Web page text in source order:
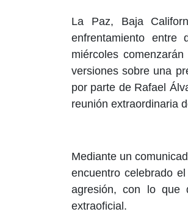
La Paz, Baja
enfrentamiento
miércoles
versiones sobre una
por parte de Rafael
reunión extraordinaria
Mediante un
encuentro celebrado
agresión, con lo que
extraoficial.